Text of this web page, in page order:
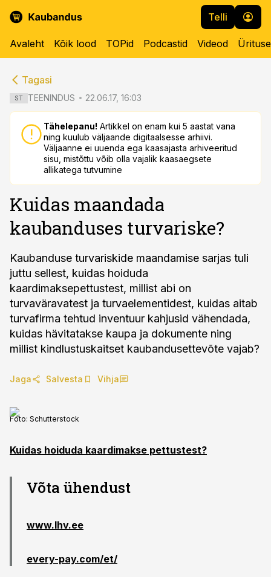
Telli
Avaleht Kõik lood TOPid Podcastid Videod
Tagasi
ST TEENINDUS 22.06.17, 16:03
Tähelepanu! Artikkel on enam kui 5 aastat vana
ning kuulub väljaande digitaalsesse arhiivi.
Väljaanne ei uuenda ega kaasajasta arhiveeritud
sisu, mistõttu võib olla vajalik kaasaegsete
allikatega tutvumine
Kuidas maandada
kaubanduses turvariske?
Kaubanduse turvariskide maandamise sarjas tuli
juttu sellest, kuidas hoiduda
kaardimaksepettustest, millist abi on
turvaväravatest ja turvaelementidest, kuidas aitab
turvafirma tehtud inventuur kahjusid vähendada,
kuidas hävitatakse kaupa ja dokumente ning
millist kindlustuskaitset kaubandusettevõte vajab?
Jaga Salvesta Vihja
Foto: Schutterstock
Kuidas hoiduda kaardimakse pettustest?
Võta ühendust
www.lhv.ee
every-pay.com/et/